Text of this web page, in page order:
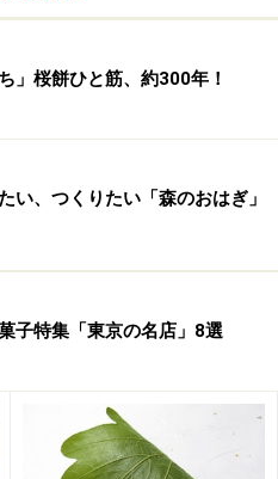
」桜餅ひと筋、約300年！
い、つくりたい「森のおはぎ」
子特集「東京の名店」8選